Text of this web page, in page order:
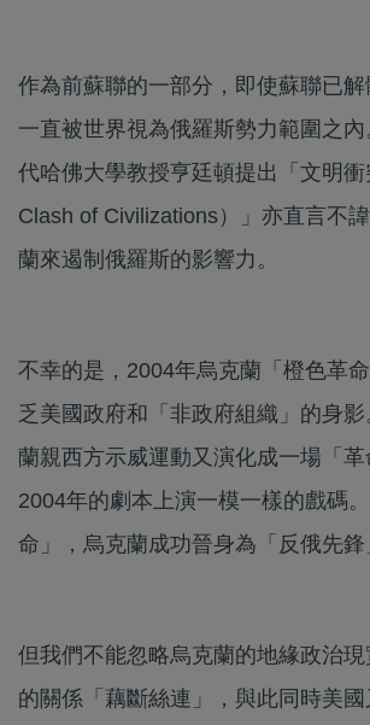
作為前蘇聯的一部分，即使蘇聯已
一直被世界視為俄羅斯勢力範圍之
代哈佛大學教授亨廷頓提出「文明
Clash of Civilizations）」亦直言不
蘭來遏制俄羅斯的影響力。
不幸的是，2004年烏克蘭「橙色革
乏美國政府和「非政府組織」的身
蘭親西方示威運動又演化成一場「
2004年的劇本上演一模一樣的戲碼
命」，烏克蘭成功晉身為「反俄先鋒
但我們不能忽略烏克蘭的地緣政治
的關係「藕斷絲連」，與此同時美